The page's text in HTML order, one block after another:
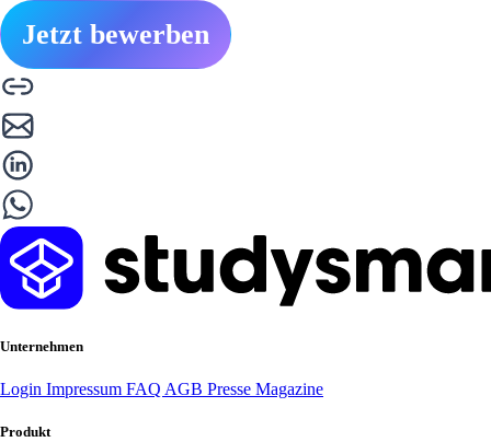
Jetzt bewerben
Unternehmen
Login Impressum FAQ AGB Presse Magazine
Produkt